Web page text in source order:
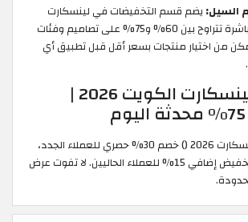
السيل: يضم قسم التخفيضات في لينسكارت
خصومات مباشرة تتراوح بين 60% و75% على تصاميم وفئات
من اختيار منتجات بسعر أقل قبل تطبيق أي
كود خصم لينسكارت الكويت 2026 |
يقدم كود خصم لينسكارت 2026 () خصم 30% حصري للعملاء الجدد،
كما يمنح الكود () تخفيض إضافي 15% للعملاء الحاليين. لا تفوت عرض